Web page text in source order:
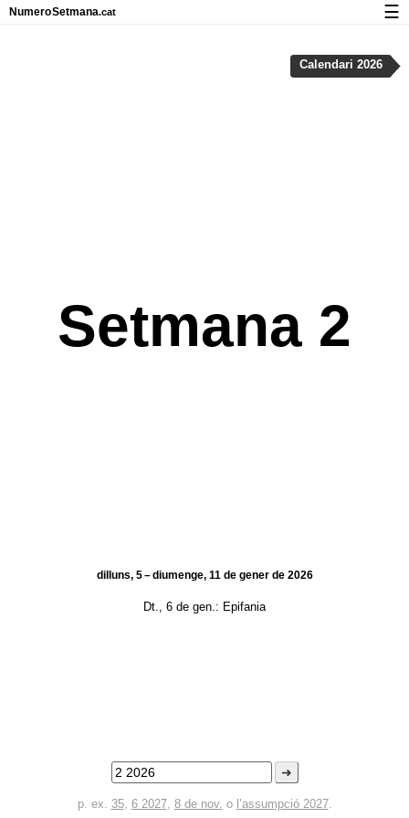
Setmana 2
dilluns, 5 – diumenge, 11 de gener de 2026
Dt., 6 de gen.: Epifania
➜
p. ex. 35, 6 2027, 8 de nov. o l’assumpció 2027.
Calendari 2026
NumeroSetmana.cat ☰